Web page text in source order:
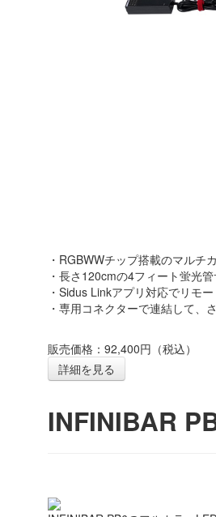
・RGBWWチップ搭載のマルチ
・長さ120cmの4フィート蛍光
・Sidus Linkアプリ対応でリモ
・専用コネクターで連結して、
販売価格：92,400円（税込）
詳細を見る
INFINIBAR